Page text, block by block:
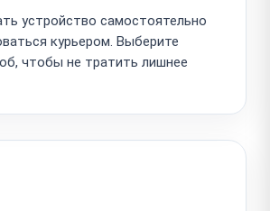
устройство самостоятельно
курьером. Выберите
чтобы не тратить лишнее